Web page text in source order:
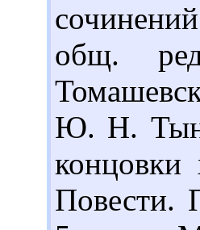
общ.
Ю. Н.
Повести.